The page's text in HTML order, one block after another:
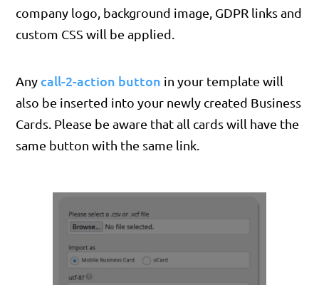
company logo, background image, GDPR links and
custom CSS will be applied.
Any call-2-action button in your template will
also be inserted into your newly created Business
Cards. Please be aware that all cards will have the
same button with the same link.